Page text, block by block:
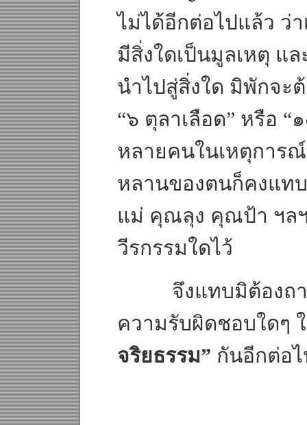
ไม่ได้อีกต่อไปแล้ว ว่
มีสิ่งใดเป็นมูลเหตุ แ
นำไปสู่สิ่งใด มิพักจะ
“๖ ตุลาเลือด” หรือ
หลายคนในเหตุการ
หลานของตนก็คงแท
แม่ คุณลุง คุณป้า ฯล
วีรกรรมใดไว้
จึงแทบมิต้องถาม
ความรับผิดชอบใดๆ
จริยธรรม” กันอีกต่อ